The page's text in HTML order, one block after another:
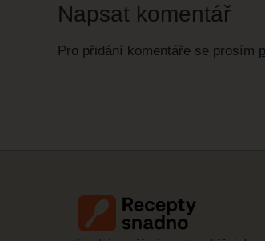
Napsat komentář
Pro přidání komentáře se prosím